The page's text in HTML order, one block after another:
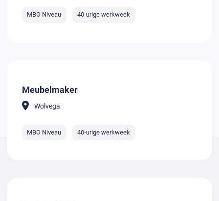
MBO Niveau 40-urige werkweek
Meubelmaker
Wolvega
MBO Niveau 40-urige werkweek